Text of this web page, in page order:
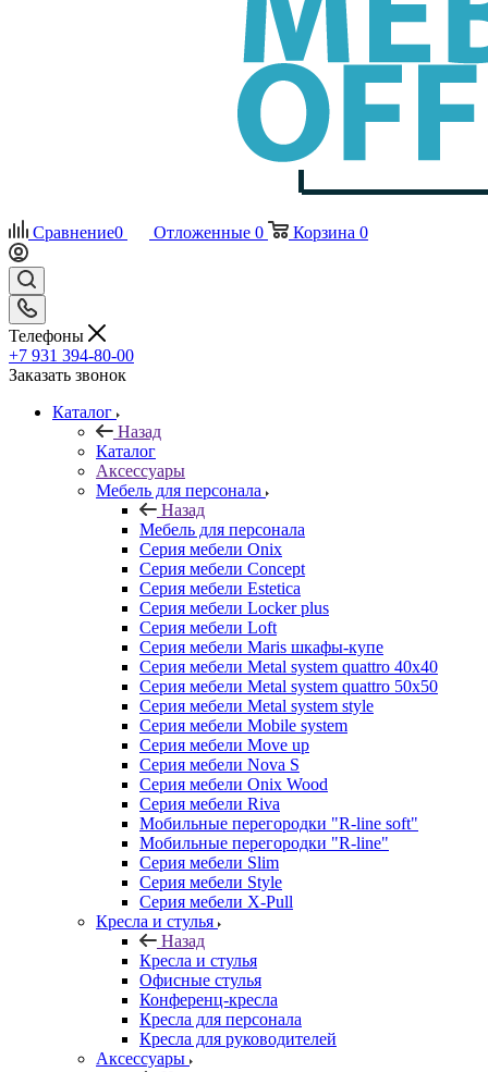
Сравнение0 Отложенные 0 Корзина 0
Телефоны
+7 931 394-80-00
Заказать звонок
Каталог
Назад
Каталог
Аксессуары
Мебель для персонала
Назад
Мебель для персонала
Серия мебели Onix
Серия мебели Concept
Серия мебели Estetica
Серия мебели Locker plus
Серия мебели Loft
Серия мебели Maris шкафы-купе
Серия мебели Metal system quattro 40x40
Серия мебели Metal system quattro 50x50
Серия мебели Metal system style
Серия мебели Mobile system
Серия мебели Move up
Серия мебели Nova S
Серия мебели Onix Wood
Серия мебели Riva
Мобильные перегородки "R-line soft"
Мобильные перегородки "R-line"
Серия мебели Slim
Серия мебели Style
Серия мебели X-Pull
Кресла и стулья
Назад
Кресла и стулья
Офисные стулья
Конференц-кресла
Кресла для персонала
Кресла для руководителей
Аксессуары